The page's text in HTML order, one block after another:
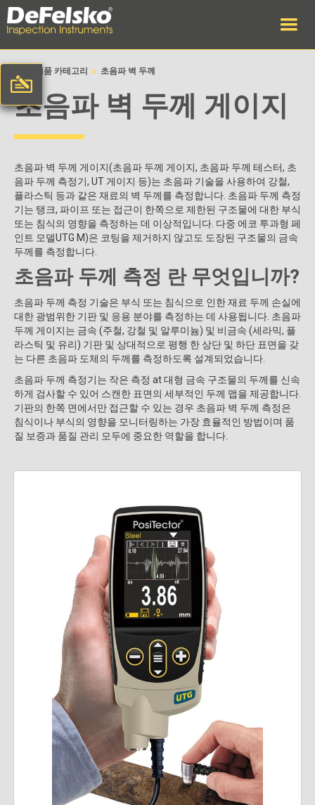
제품 카테고리 > 초음파 벽 두께
초음파 벽 두께 게이지
초음파 벽 두께 게이지(초음파 두께 게이지, 초음파 두께 테스터, 초
음파 두께 측정기, UT 게이지 등)는 초음파 기술을 사용하여 강철,
플라스틱 등과 같은 재료의 벽 두께를 측정합니다. 초음파 두께 측정
기는 탱크, 파이프 또는 접근이 한쪽으로 제한된 구조물에 대한 부식
또는 침식의 영향을 측정하는 데 이상적입니다. 다중 에코 투과형 페
인트 모델UTG M)은 코팅을 제거하지 않고도 도장된 구조물의 금속
두께를 측정합니다.
초음파 두께 측정 란 무엇입니까?
초음파 두께 측정 기술은 부식 또는 침식으로 인한 재료 두께 손실에
대한 광범위한 기판 및 응용 분야를 측정하는 데 사용됩니다. 초음파
두께 게이지는 금속 (주철, 강철 및 알루미늄) 및 비금속 (세라믹, 플
라스틱 및 유리) 기판 및 상대적으로 평행 한 상단 및 하단 표면을 갖
는 다른 초음파 도체의 두께를 측정하도록 설계되었습니다.
초음파 두께 측정기는 작은 측정 at 대형 금속 구조물의 두께를 신속
하게 검사할 수 있어 스캔한 표면의 세부적인 두께 맵을 제공합니다.
기판의 한쪽 면에서만 접근할 수 있는 경우 초음파 벽 두께 측정은
침식이나 부식의 영향을 모니터링하는 가장 효율적인 방법이며 품
질 보증과 품질 관리 모두에 중요한 역할을 합니다.